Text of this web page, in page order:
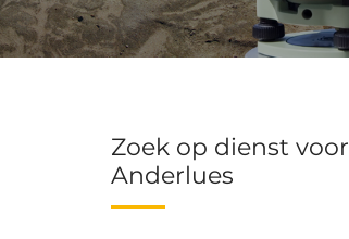
Zoek op dienst voor
Anderlues